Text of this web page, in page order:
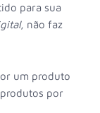
para sua
, não faz
um produto
por